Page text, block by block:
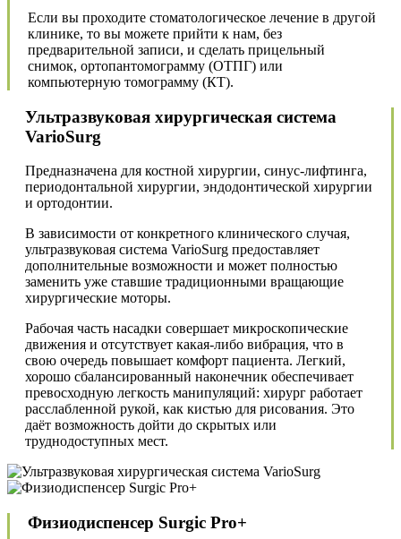
Если вы проходите стоматологическое лечение в другой
клинике, то вы можете прийти к нам, без
предварительной записи, и сделать прицельный
снимок, ортопантомограмму (ОТПГ) или
компьютерную томограмму (КТ).
Ультразвуковая хирургическая система
VarioSurg
Предназначена для костной хирургии, синус-лифтинга,
периодонтальной хирургии, эндодонтической хирургии
и ортодонтии.
В зависимости от конкретного клинического случая,
ультразвуковая система VarioSurg предоставляет
дополнительные возможности и может полностью
заменить уже ставшие традиционными вращающие
хирургические моторы.
Рабочая часть насадки совершает микроскопические
движения и отсутствует какая-либо вибрация, что в
свою очередь повышает комфорт пациента. Легкий,
хорошо сбалансированный наконечник обеспечивает
превосходную легкость манипуляций: хирург работает
расслабленной рукой, как кистью для рисования. Это
даёт возможность дойти до скрытых или
труднодоступных мест.
Физиодиспенсер Surgic Pro+